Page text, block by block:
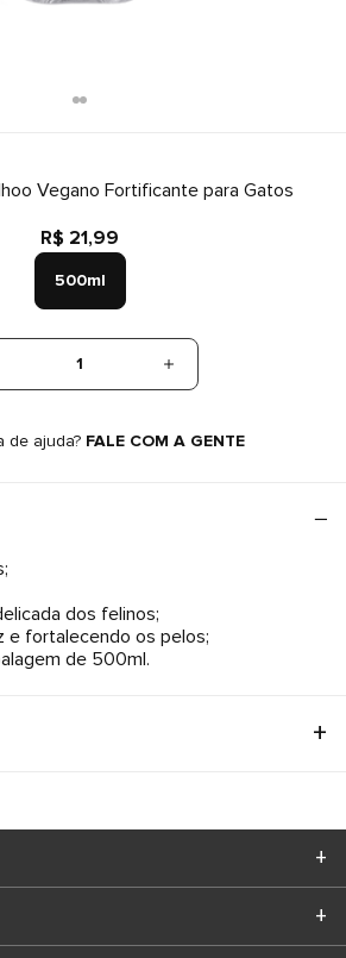
Vegano Fortificante para Gatos
R$ 21,99
500ml
1
de ajuda? FALE COM A GENTE
dos felinos;
e fortalecendo os pelos;
de 500ml.